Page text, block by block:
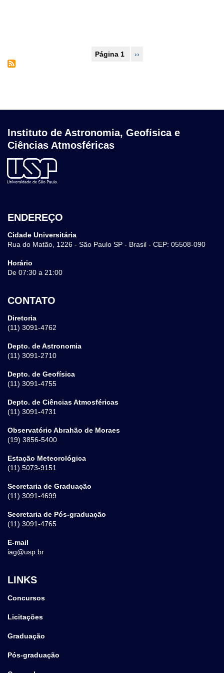
Página 1
Próxima
››
Instituto de Astronomia, Geofísica e
Ciências Atmosféricas
ENDEREÇO
Cidade Universitária
Rua do Matão, 1226 - São Paulo SP - Brasil - CEP: 05508-090
Horário
De 07:30 a 21:00
CONTATO
Diretoria
(11) 3091-4762
Depto. de Astronomia
(11) 3091-2710
Depto. de Geofísica
(11) 3091-4755
Depto. de Ciências Atmosféricas
(11) 3091-4731
Observatório Abrahão de Moraes
(19) 3856-5400
Estação Meteorológica
(11) 5073-9151
Secretaria de Graduação
(11) 3091-4699
Secretaria de Pós-graduação
(11) 3091-4765
E-mail
iag@usp.br
LINKS
Concursos
Licitações
Graduação
Pós-graduação